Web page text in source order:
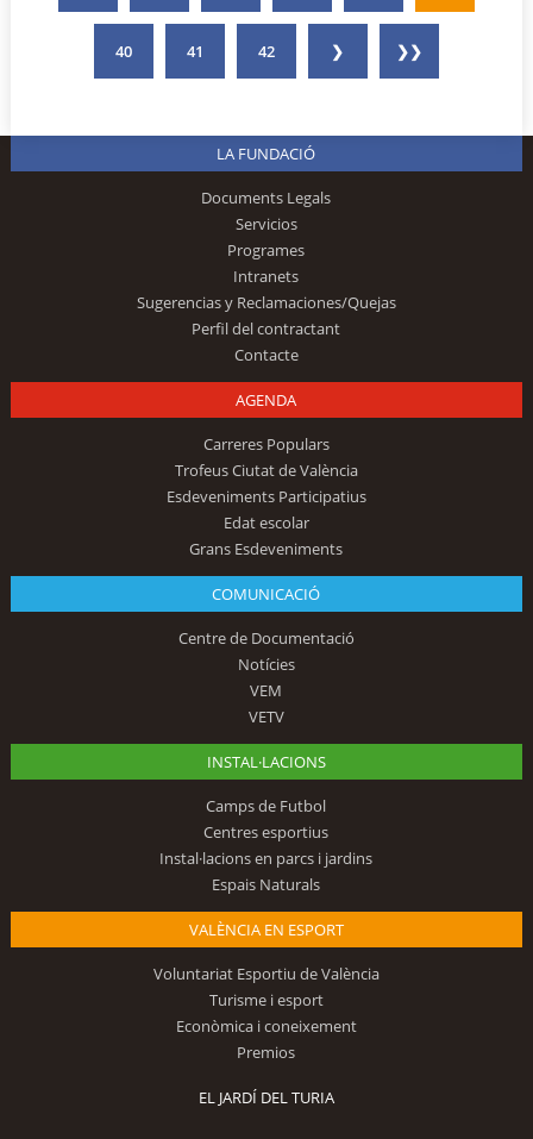
40 41 42 ❯ ❯❯
LA FUNDACIÓ
Documents Legals
Servicios
Programes
Intranets
Sugerencias y Reclamaciones/Quejas
Perfil del contractant
Contacte
AGENDA
Carreres Populars
Trofeus Ciutat de València
Esdeveniments Participatius
Edat escolar
Grans Esdeveniments
COMUNICACIÓ
Centre de Documentació
Notícies
VEM
VETV
INSTAL·LACIONS
Camps de Futbol
Centres esportius
Instal·lacions en parcs i jardins
Espais Naturals
VALÈNCIA EN ESPORT
Voluntariat Esportiu de València
Turisme i esport
Econòmica i coneixement
Premios
EL JARDÍ DEL TURIA